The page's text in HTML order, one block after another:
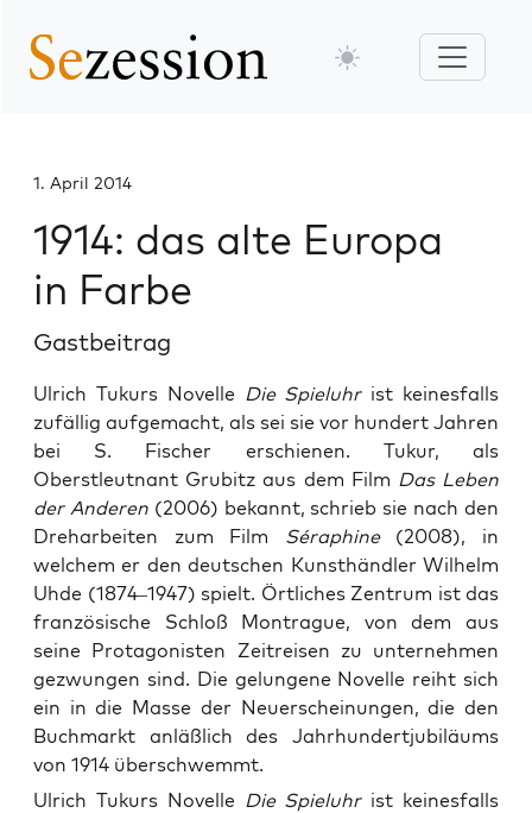
1. April 2014
1914: das alte Europa
in Farbe
Gastbeitrag
Ulrich Tukurs Novelle Die Spieluhrist keinesfalls
zufällig aufgemacht, als sei sie vor hundert Jahren
bei S. Fischer erschienen. Tukur, als
Oberstleutnant Grubitz aus dem Film Das Leben
der Anderen(2006) bekannt, schrieb sie nach den
Dreharbeiten zum Film Séraphine(2008), in
welchem er den deutschen Kunsthändler Wilhelm
Uhde (1874–1947) spielt. Örtliches Zentrum ist das
französische Schloß Montrague, von dem aus
seine Protagonisten Zeitreisen zu unternehmen
gezwungen sind. Die gelungene Novelle reiht sich
ein in die Masse der Neuerscheinungen, die den
Buchmarkt anläßlich des Jahrhundertjubiläums
von 1914 überschwemmt.
Ulrich Tukurs Novel­le Die Spiel­uhrist kei­nes­falls